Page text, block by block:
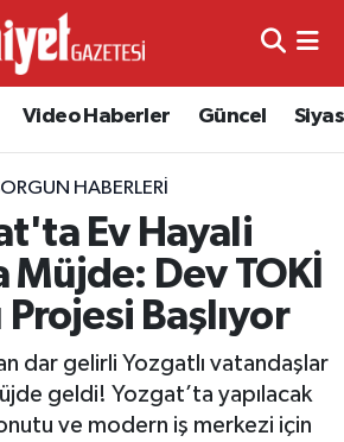
Video Haberler Güncel
HABERLERI
Ev Hayali
Müjde: Dev TOKİ
Başlıyor
dar gelirli Yozgatlı vatandaşlar
geldi! Yozgat’ta yapılacak
ve modern iş merkezi için